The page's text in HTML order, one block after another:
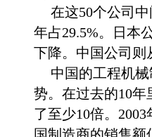
在这50个公司
年占29.5%。日本
下降。中国公司则
中国的工程机
势。在过去的10
了至少10倍。